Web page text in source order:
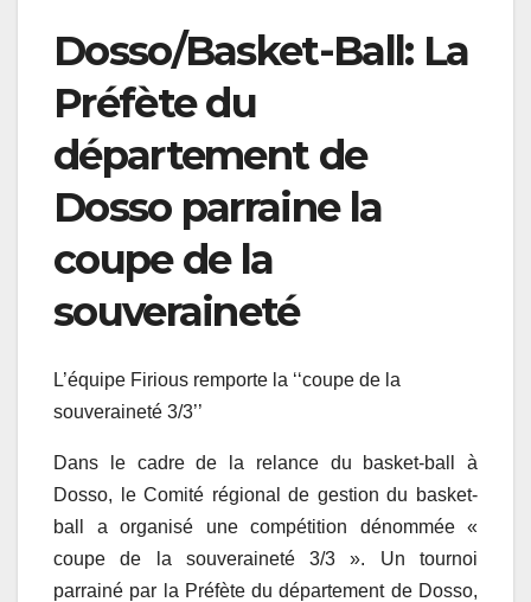
Dosso/Basket-Ball: La
Préfète du
département de
Dosso parraine la
coupe de la
souveraineté
L’équipe Firious remporte la ‘‘coupe de la
souveraineté 3/3’’
Dans le cadre de la relance du basket-ball à
Dosso, le Comité régional de gestion du basket-
ball a organisé une compétition dénommée «
coupe de la souveraineté 3/3 ». Un tournoi
parrainé par la Préfète du département de Dosso,